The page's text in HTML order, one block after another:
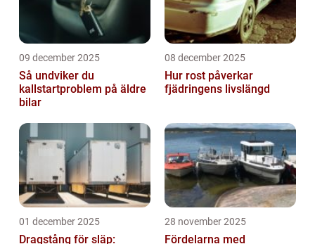
09 december 2025
Så undviker du
kallstartproblem på äldre
bilar
08 december 2025
Hur rost påverkar
fjädringens livslängd
01 december 2025
Dragstång för släp:
28 november 2025
Fördelarna med